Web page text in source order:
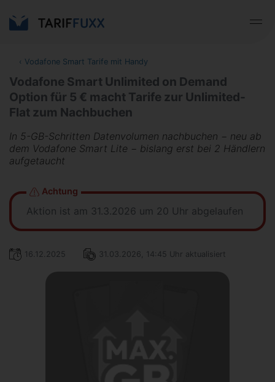
‹ Vodafone Smart Tarife mit Handy
Vodafone Smart Unlimited on Demand
Option für 5 € macht Tarife zur Unlimited-
Flat zum Nachbuchen
In 5-GB-Schritten Datenvolumen nachbuchen − neu ab
dem Vodafone Smart Lite − bislang erst bei 2 Händlern
aufgetaucht
Achtung
Aktion ist am 31.3.2026 um 20 Uhr abgelaufen
16.12.2025 31.03.2026, 14:45 Uhr aktualisiert